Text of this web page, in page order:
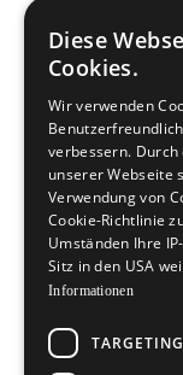
Diese
Cookies.
Wir verwenden
verbessern.
unserer Webseite
Verwendung von
Cookie-Richtlinie
Umständen Ihre
Sitz in den USA
Informationen
TARGETING